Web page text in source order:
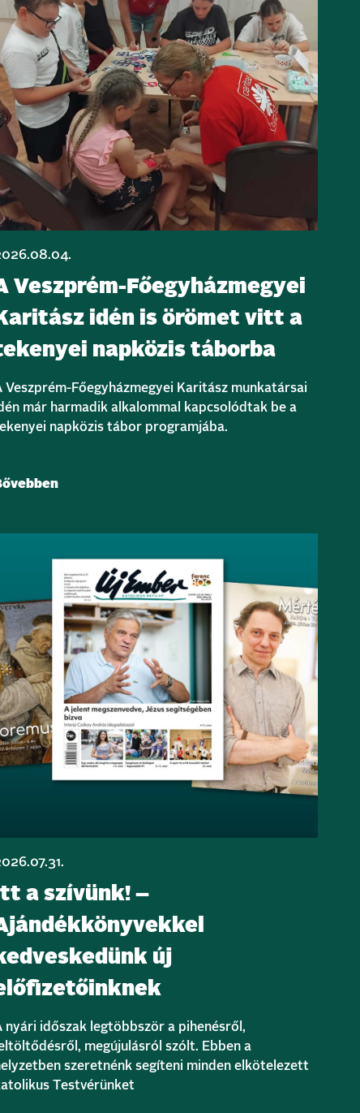
Veszprém-Főegyházmegyei
Karitász idén is örömet vitt a
napközis táborba
Veszprém-Főegyházmegyei Karitász munkatársai
már harmadik alkalommal kapcsolódtak be a
napközis tábor programjába.
Itt a szívünk! –
új
nyári időszak legtöbbször a pihenésről,
megújulásról szólt. Ebben a
szeretnénk segíteni minden elkötelezett
Testvérünket